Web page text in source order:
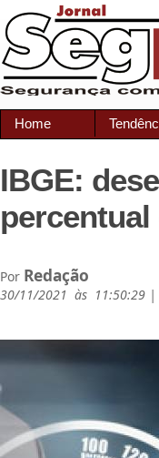
Home
IBGE:
percentual
Por Redação
30/11/2021 às 11:50:29 |